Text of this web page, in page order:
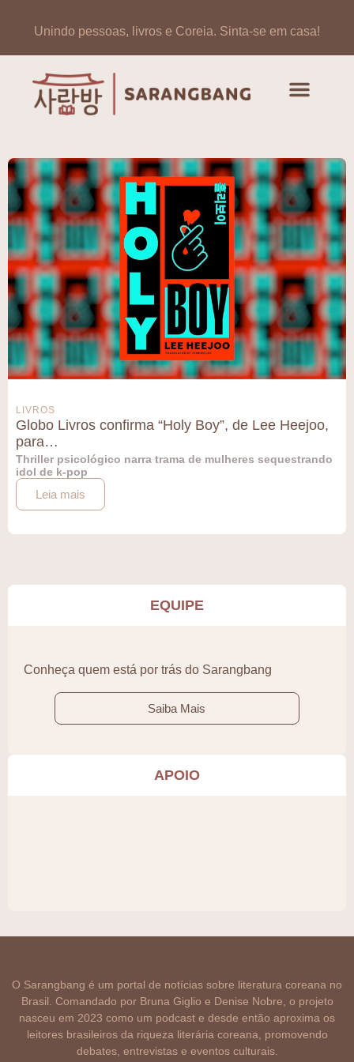
Unindo pessoas, livros e Coreia. Sinta-se em casa!
LIVROS
Globo Livros confirma “Holy Boy”, de Lee Heejoo,
para…
Thriller psicológico narra trama de mulheres sequestrando
idol de k-pop
Leia mais
EQUIPE
Conheça quem está por trás do Sarangbang
Saiba Mais
APOIO
O Sarangbang é um portal de notícias sobre literatura coreana no
Brasil. Comandado por Bruna Giglio e Denise Nobre, o projeto
nasceu em 2023 como um podcast e desde então aproxima os
leitores brasileiros da riqueza literária coreana, promovendo
debates, entrevistas e eventos culturais.